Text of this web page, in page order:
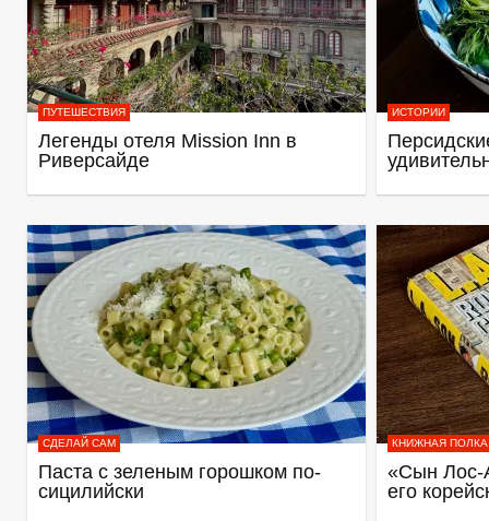
ПУТЕШЕСТВИЯ
Легенды отеля Mission Inn в
Риверсайде
ИСТОРИИ
СДЕЛАЙ САМ
Паста с зеленым горошком по-
сицилийски
КНИЖНАЯ ПОЛКА
«Сын Лос-
его